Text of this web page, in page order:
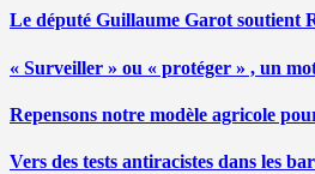
Le député Guillaume Garot soutient
« Surveiller » ou « protéger » , un
Repensons notre modèle agricole
Vers des tests antiracistes dans les